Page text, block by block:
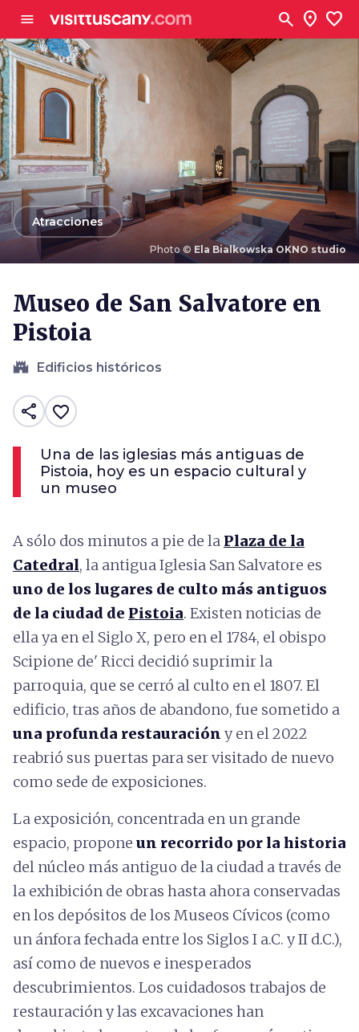
menu search location_on favorite
Photo © Ela Bialkowska OKNO studio
arrow_back
Atracciones
Museo de San Salvatore en
Pistoia
castle Edificios históricos
share favorite_border
Una de las iglesias más antiguas de
Pistoia, hoy es un espacio cultural y
un museo
A sólo dos minutos a pie de la Plaza de la
Catedral, la antigua Iglesia San Salvatore es
uno de los lugares de culto más antiguos
de la ciudad de Pistoia. Existen noticias de
ella ya en el Siglo X, pero en el 1784, el obispo
Scipione de' Ricci decidió suprimir la
parroquia, que se cerró al culto en el 1807. El
edificio, tras años de abandono, fue sometido a
una profunda restauración y en el 2022
reabrió sus puertas para ser visitado de nuevo
como sede de exposiciones.
La exposición, concentrada en un grande
espacio, propone un recorrido por la historia
del núcleo más antiguo de la ciudad a través de
la exhibición de obras hasta ahora conservadas
en los depósitos de los Museos Cívicos (como
un ánfora fechada entre los Siglos I a.C. y II d.C.),
así como de nuevos e inesperados
descubrimientos. Los cuidadosos trabajos de
restauración y las excavaciones han